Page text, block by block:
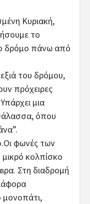
Κυριακή,
το
δρόμο πάνω από
του δρόμου,
πρόχειρες
μια
όπου
φωνές των
κολπίσκο
Στη διαδρομή